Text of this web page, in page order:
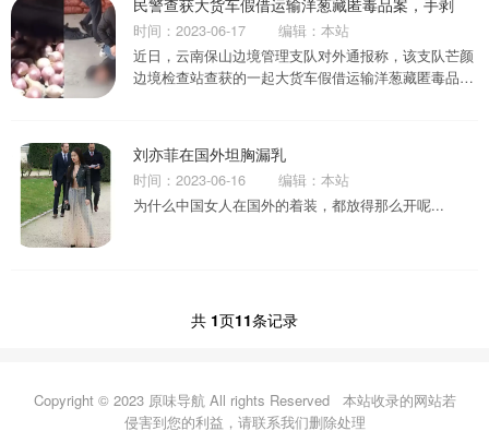
时间：2023-06-17
编辑：本站
近日，云南保山边境管理支队对外通报称，该支队芒颜
边境检查站查获的一起大货车假借运输洋葱藏匿毒品
刘亦菲在国外坦胸漏乳
时间：2023-06-16
编辑：本站
为什么中国女人在国外的着装，都放得那么开呢...
共 1页11条记录
Copyright © 2023 原味导航 All rights Reserved
本站收录的网站若
侵害到您的利益，请联系我们删除处理